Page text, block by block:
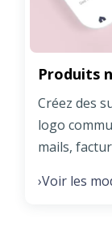
Produits
Créez des
logo
mails,
›Voir les